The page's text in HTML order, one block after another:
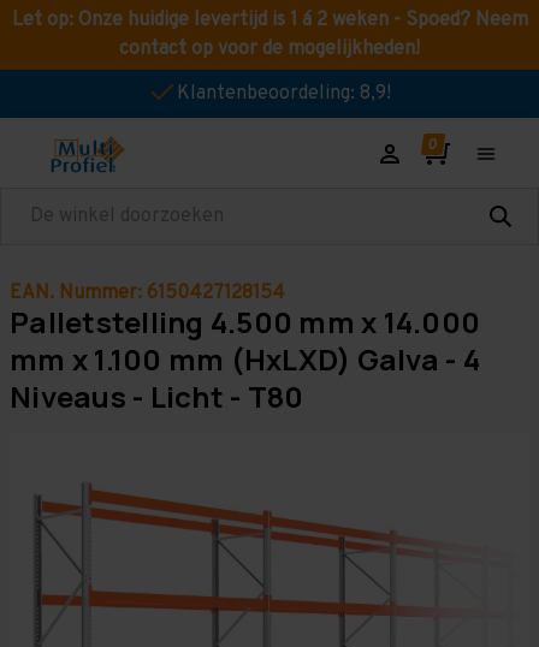
Let op: Onze huidige levertijd is 1 á 2 weken - Spoed? Neem
contact op voor de mogelijkheden!
Klantenbeoordeling: 8,9!
Zoeken
EAN. Nummer: 6150427128154
Palletstelling 4.500 mm x 14.000
mm x 1.100 mm (HxLXD) Galva - 4
Niveaus - Licht - T80